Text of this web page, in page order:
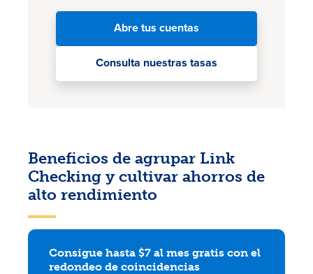
Abre tus cuentas
Consulta nuestras tasas
Beneficios de agrupar Link
Checking y cultivar ahorros de
alto rendimiento
Consigue hasta $7 al mes gratis con el
redondeo de coincidencias